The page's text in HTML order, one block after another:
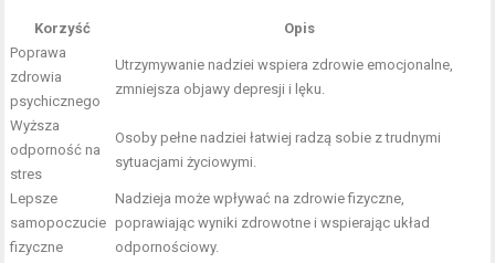
Korzyść
Opis
Poprawa
zdrowia
psychicznego
Utrzymywanie nadziei wspiera zdrowie emocjonalne,
zmniejsza objawy depresji i lęku.
Wyższa
odporność na
stres
Osoby pełne nadziei łatwiej radzą sobie z trudnymi
sytuacjami życiowymi.
Lepsze
samopoczucie
fizyczne
Nadzieja może wpływać na zdrowie fizyczne,
poprawiając wyniki zdrowotne i wspierając układ
odpornościowy.